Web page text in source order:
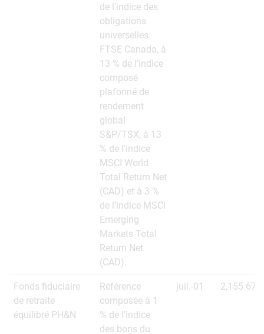
de l’indice des
obligations
universelles
FTSE Canada, à
13 % de l’indice
composé
plafonné de
rendement
global
S&P/TSX, à 13
% de l’indice
MSCI World
Total Return Net
(CAD) et à 3 %
de l’indice MSCI
Emerging
Markets Total
Return Net
(CAD).
Fonds fiduciaire
de retraite
équilibré PH&N
Référence
composée à 1
% de l’indice
des bons du
juil.-01 2,155.67